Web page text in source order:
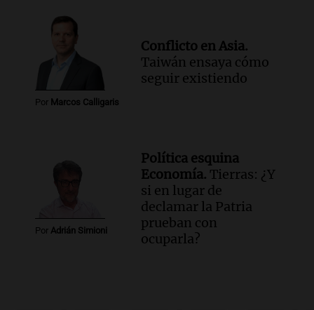
Por Marcos Calligaris
Conflicto en Asia.
Taiwán ensaya cómo
seguir existiendo
Por Adrián Simioni
Política esquina
Economía. Tierras: ¿Y
si en lugar de
declamar la Patria
prueban con
ocuparla?